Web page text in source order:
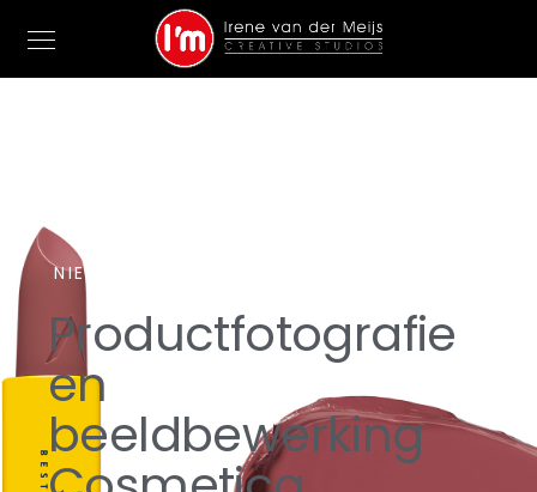
NIEUWS
Productfotografie
en
beeldbewerking